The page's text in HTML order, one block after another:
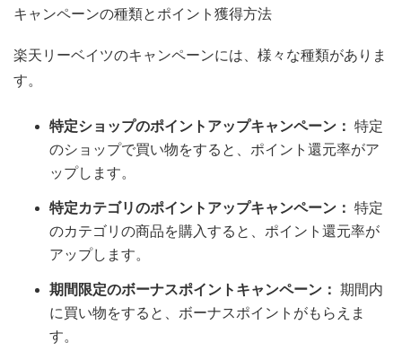
キャンペーンの種類とポイント獲得方法
楽天リーベイツのキャンペーンには、様々な種類がありま
す。
特定ショップのポイントアップキャンペーン： 特定
のショップで買い物をすると、ポイント還元率がア
ップします。
特定カテゴリのポイントアップキャンペーン： 特定
のカテゴリの商品を購入すると、ポイント還元率が
アップします。
期間限定のボーナスポイントキャンペーン： 期間内
に買い物をすると、ボーナスポイントがもらえま
す。